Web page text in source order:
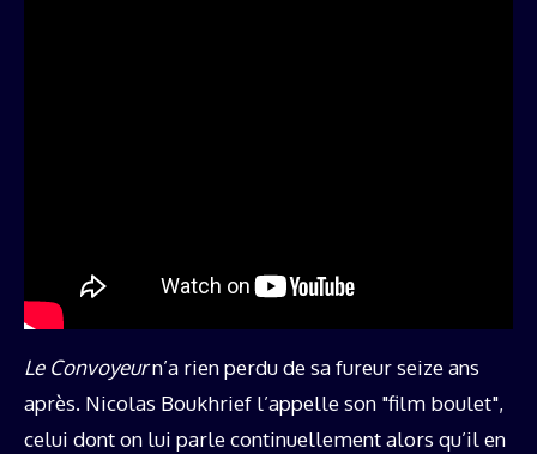
Le Convoyeurn’a rien perdu de sa fureur seize ans
après. Nicolas Boukhrief l’appelle son "film boulet",
celui dont on lui parle continuellement alors qu’il en